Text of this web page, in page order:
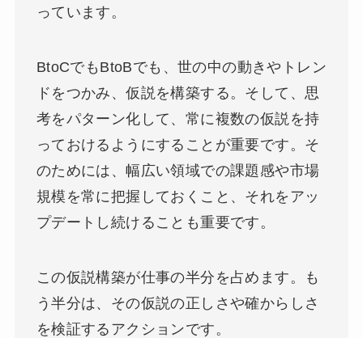
っています。
BtoCでもBtoBでも、世の中の動きやトレン
ドをつかみ、仮説を構築する。そして、思
考をパターン化して、常に複数の仮説を持
っておけるようにすることが重要です。そ
のためには、幅広い領域での課題感や市場
規模を常に把握しておくこと、それをアッ
プデートし続けることも重要です。
この仮説構築が仕事の半分を占めます。も
う半分は、その仮説の正しさや確からしさ
を検証するアクションです。